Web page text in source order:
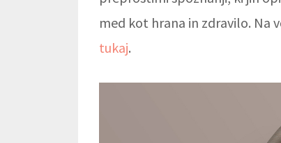
med kot hrana in zdravilo. Na
tukaj.